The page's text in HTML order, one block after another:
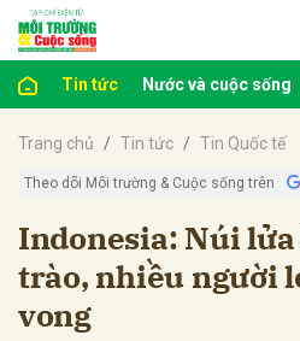
Tin tức Nước và cuộc sống
Trang chủ Tin tức Tin Quốc tế
Theo dõi Môi trường & Cuộc sống trên
Indonesia: Núi
trào, nhiều người
vong